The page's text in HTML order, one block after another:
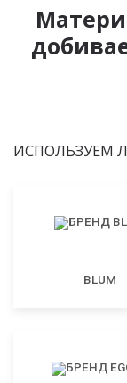
ИСПОЛЬЗУЕМ
BLUM